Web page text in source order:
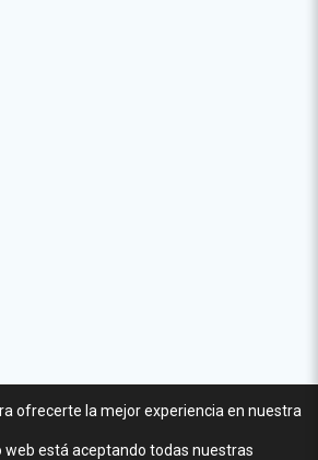
ofrecerte la mejor experiencia en nuestra
está aceptando todas nuestras